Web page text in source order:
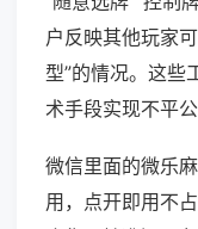
户反映其他玩家
型”的情况。这些
术手段实现不平公
微信里面的微乐
用，点开即用不